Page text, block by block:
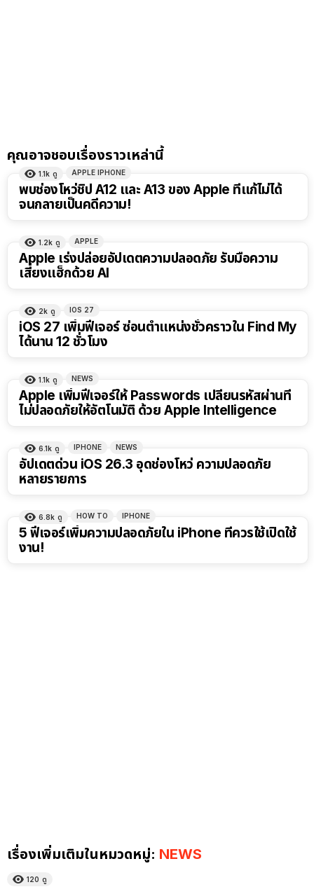
คุณอาจชอบเรื่องราวเหล่านี้
1.1k ดู APPLE IPHONE
พบช่องโหว่ชิป A12 และ A13 ของ Apple ที่แก้ไม่ได้
จนกลายเป็นคดีความ!
1.2k ดู APPLE
Apple เร่งปล่อยอัปเดตความปลอดภัย รับมือความ
เสี่ยงแฮ็กด้วย AI
2k ดู IOS 27
iOS 27 เพิ่มฟีเจอร์ ซ่อนตำแหน่งชั่วคราวใน Find My
ได้นาน 12 ชั่วโมง
1.1k ดู NEWS
Apple เพิ่มฟีเจอร์ให้ Passwords เปลี่ยนรหัสผ่านที่
ไม่ปลอดภัยให้อัตโนมัติ ด้วย Apple Intelligence
6.1k ดู IPHONE NEWS
อัปเดตด่วน iOS 26.3 อุดช่องโหว่ ความปลอดภัย
หลายรายการ
6.8k ดู HOW TO IPHONE
5 ฟีเจอร์เพิ่มความปลอดภัยใน iPhone ที่ควรใช้เปิดใช้
งาน!
เรื่องเพิ่มเติมในหมวดหมู่: NEWS
120 ดู